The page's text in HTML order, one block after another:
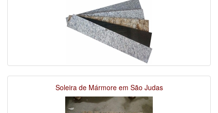
Soleira de Mármore em São Judas